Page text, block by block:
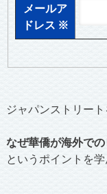
メールア
ドレス ※
ジャパンストリー
なぜ華僑が海外で
というポイントを学